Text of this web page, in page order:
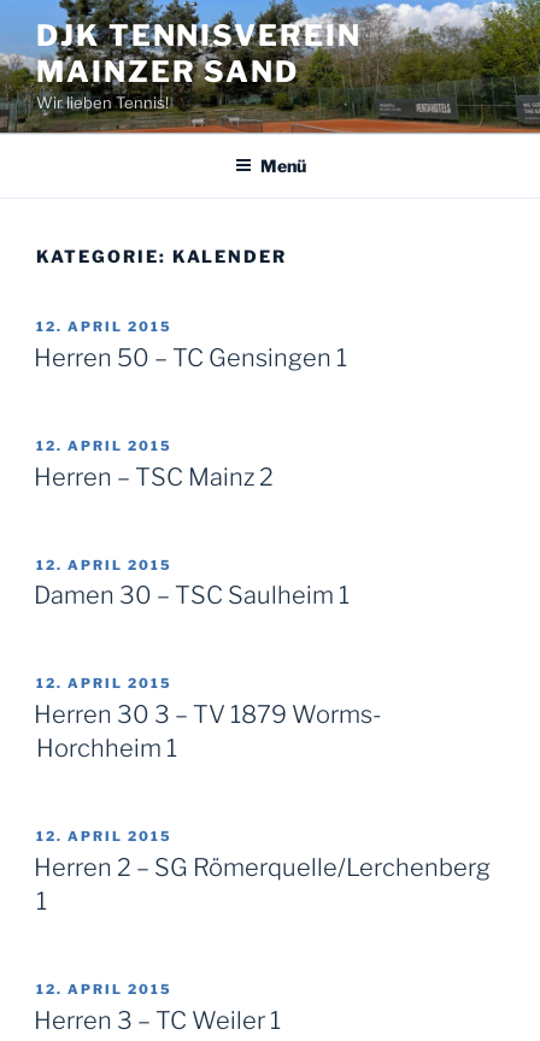
Inhalt
springen
DJK TENNISVEREIN
MAINZER SAND
Wir lieben Tennis!
Menü
KATEGORIE: KALENDER
VERÖFFENTLICHT
AM
12. APRIL 2015
Herren 50 – TC Gensingen 1
VERÖFFENTLICHT
AM
12. APRIL 2015
Herren – TSC Mainz 2
VERÖFFENTLICHT
AM
12. APRIL 2015
Damen 30 – TSC Saulheim 1
VERÖFFENTLICHT
AM
12. APRIL 2015
Herren 30 3 – TV 1879 Worms-
Horchheim 1
VERÖFFENTLICHT
AM
12. APRIL 2015
Herren 2 – SG Römerquelle/Lerchenberg
1
VERÖFFENTLICHT
AM
12. APRIL 2015
Herren 3 – TC Weiler 1